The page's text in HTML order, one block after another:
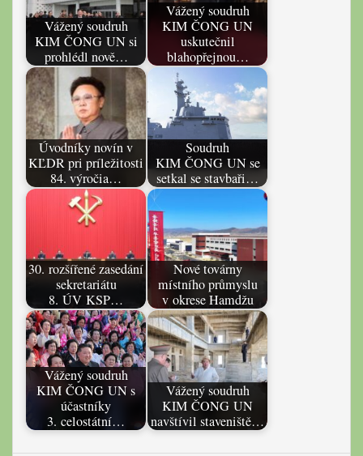
Vážený soudruh
KIM ČONG UN si
prohlédl nově…
Vážený soudruh
KIM ČONG UN
uskutečnil
blahopřejnou…
Úvodníky novín v
KĽDR pri príležitosti
84. výročia…
Soudruh
KIM ČONG UN se
setkal se stavbaři…
30. rozšířené zasedání
sekretariátu
8. ÚV KSP…
Nové továrny
místního průmyslu
v okrese Hamdžu
Vážený soudruh
KIM ČONG UN s
účastníky
3. celostátní…
Vážený soudruh
KIM ČONG UN
navštívil staveniště…